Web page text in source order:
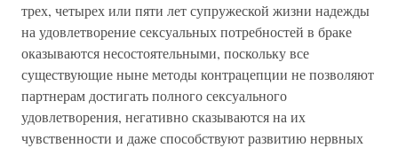
трех, четырех или пяти лет супружеской жизни надежды
на удовлетворение сексуальных потребностей в браке
оказываются несостоятельными, поскольку все
существующие ныне методы контрацепции не позволяют
партнерам достигать полного сексуального
удовлетворения, негативно сказываются на их
чувственности и даже способствуют развитию нервных